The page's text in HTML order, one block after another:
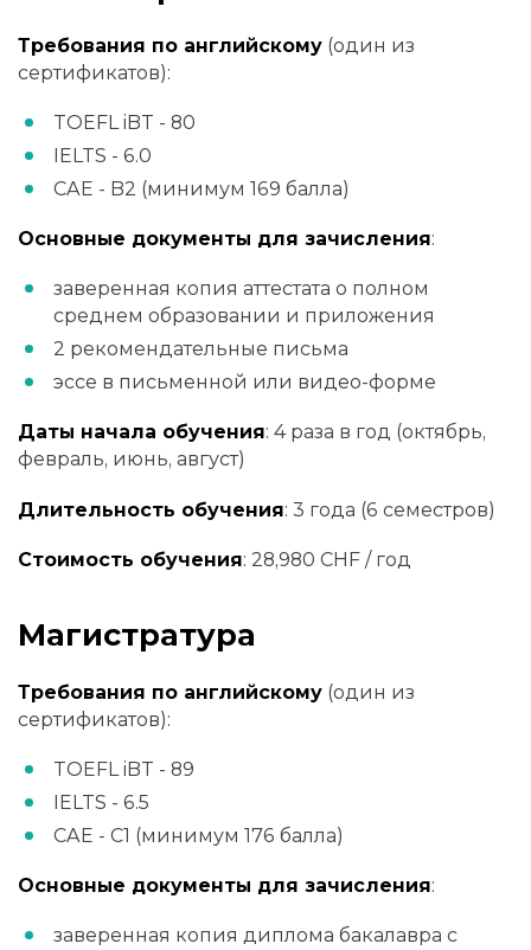
Требования по английскому (один из
сертификатов):
TOEFL iBT - 80
IELTS - 6.0
CAE - B2 (минимум 169 балла)
Основные документы для зачисления:
заверенная копия аттестата о полном
среднем образовании и приложения
2 рекомендательные письма
эссе в письменной или видео-форме
Даты начала обучения: 4 раза в год (октябрь,
февраль, июнь, август)
Длительность обучения: 3 года (6 семестров)
Стоимость обучения: 28,980 CHF / год
Магистратура
Требования по английскому (один из
сертификатов):
TOEFL iBT - 89
IELTS - 6.5
CAE - C1 (минимум 176 балла)
Основные документы для зачисления:
заверенная копия диплома бакалавра с